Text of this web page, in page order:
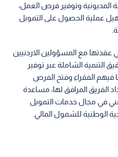
المديونية وتوفير فرص العمل،
عملية الحصول على التمويل
عقدتها مع المسؤولين الاردنيين
التنمية الشاملة عبر توفير
فيهم الفقراء وفتح الفرص
الفريق المرافق لها، مساعدة
في مجال خدمات التمويل
الوطنية للشمول المالي.